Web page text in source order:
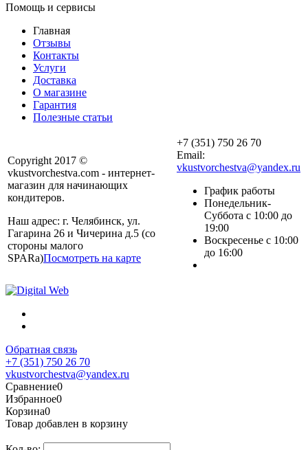
Помощь и сервисы
Главная
Отзывы
Контакты
Услуги
Доставка
О магазине
Гарантия
Полезные статьи
Copyright 2017 ©
vkustvorchestva.com - интернет-
магазин для начинающих
кондитеров.
Наш адрес: г. Челябинск, ул.
Гагарина 26 и Чичерина д.5 (со
стороны малого
SPARa)Посмотреть на карте
+7 (351) 750 26 70
Email:
vkustvorchestva@yandex.ru
График работы
Понедельник-
Суббота с 10:00 до
19:00
Воскресенье с 10:00
до 16:00
Обратная связь
+7 (351) 750 26 70
vkustvorchestva@yandex.ru
Сравнение0
Избранное0
Корзина0
Товар добавлен в корзину